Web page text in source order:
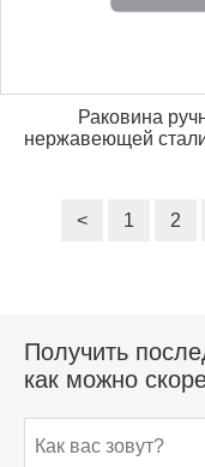
Раковина
нержавеющей
< 1 2
Получить
как можно